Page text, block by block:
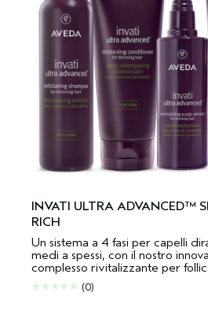
INVATI ULTRA ADVANCED™
RICH
Un sistema a 4 fasi per capelli
medi a spessi, con il nostro
complesso rivitalizzante per
(0)